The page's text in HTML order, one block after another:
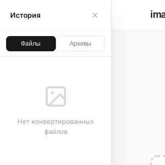
История
Файлы Архивы
Нет конвертированных
файлов